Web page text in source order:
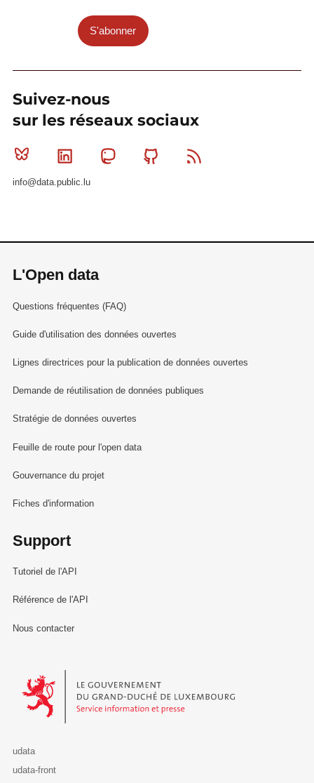
S'abonner
Suivez-nous
sur les réseaux sociaux
Bluesky Linkedin MastodonGithub
info@data.public.lu
L'Open data
Questions fréquentes (FAQ)
Guide d'utilisation des données ouvertes
Lignes directrices pour la publication de données ouvertes
Demande de réutilisation de données publiques
Stratégie de données ouvertes
Feuille de route pour l'open data
Gouvernance du projet
Fiches d'information
Support
Tutoriel de l'API
Référence de l'API
Nous contacter
Le Gouvernement du Grand-Duché de Luxembourg - Service
udata
udata-front